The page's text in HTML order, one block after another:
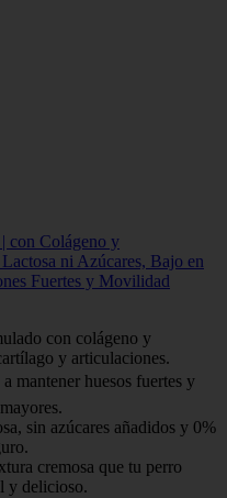
con Colágeno y
ni Azúcares, Bajo en
Fuertes y Movilidad
con colágeno y
y articulaciones.
mantener huesos fuertes y
sin azúcares añadidos y 0%
cremosa que tu perro
y delicioso.